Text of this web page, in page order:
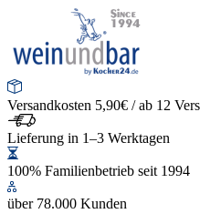
Versandkosten 5,90€ / ab 12
Lieferung in 1–3 Werktagen
100% Familienbetrieb seit 1994
über 78.000 Kunden